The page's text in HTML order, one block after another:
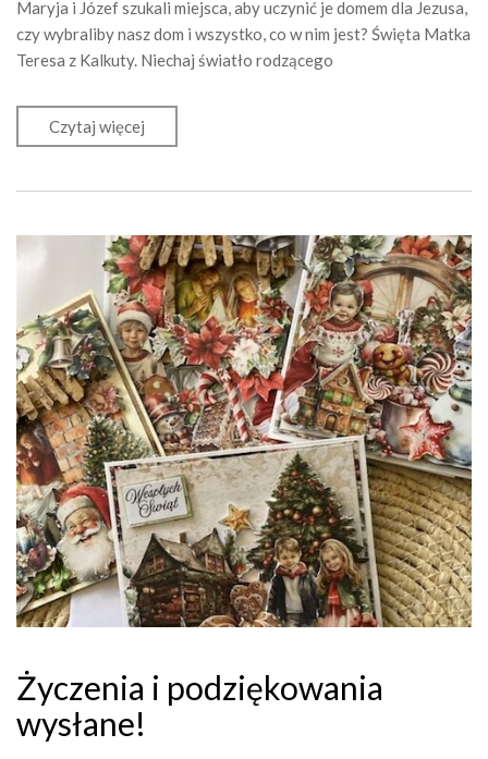
Maryja i Józef szukali miejsca, aby uczynić je domem dla Jezusa,
czy wybraliby nasz dom i wszystko, co w nim jest? Święta Matka
Teresa z Kalkuty. Niechaj światło rodzącego
Czytaj więcej
Życzenia i podziękowania
wysłane!